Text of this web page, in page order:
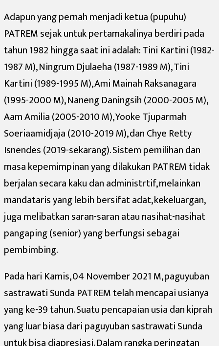
Adapun yang pernah menjadi ketua (pupuhu)
PATREM sejak untuk pertamakalinya berdiri pada
tahun 1982 hingga saat ini adalah: Tini Kartini (1982-
1987 M), Ningrum Djulaeha (1987-1989 M), Tini
Kartini (1989-1995 M), Ami Mainah Raksanagara
(1995-2000 M), Naneng Daningsih (2000-2005 M),
Aam Amilia (2005-2010 M), Yooke Tjuparmah
Soeriaamidjaja (2010-2019 M), dan Chye Retty
Isnendes (2019-sekarang). Sistem pemilihan dan
masa kepemimpinan yang dilakukan PATREM tidak
berjalan secara kaku dan administrtif, melainkan
mandataris yang lebih bersifat adat, kekeluargan,
juga melibatkan saran-saran atau nasihat-nasihat
pangaping (senior) yang berfungsi sebagai
pembimbing.
Pada hari Kamis, 04 November 2021 M, paguyuban
sastrawati Sunda PATREM telah mencapai usianya
yang ke-39 tahun. Suatu pencapaian usia dan kiprah
yang luar biasa dari paguyuban sastrawati Sunda